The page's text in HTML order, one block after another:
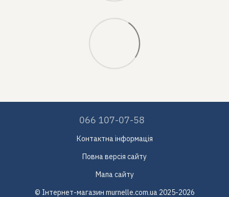
066 107-07-58
Контактна інформація
Повна версія сайту
Мапа сайту
© Інтернет-магазин murnelle.com.ua 2025-2026